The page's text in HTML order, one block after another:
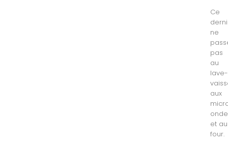
Ce
ne
pas
au
lave-
aux
et au
four.